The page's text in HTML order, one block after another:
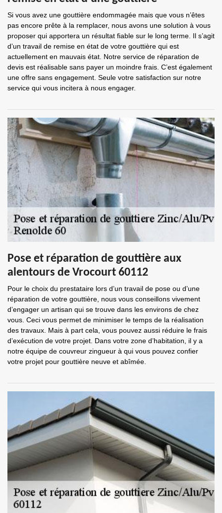
Si vous avez une gouttière endommagée mais que vous n’êtes
pas encore prête à la remplacer, nous avons une solution à vous
proposer qui apportera un résultat fiable sur le long terme. Il s’agit
d’un travail de remise en état de votre gouttière qui est
actuellement en mauvais état. Notre service de réparation de
devis est réalisable sans payer un moindre frais. C’est également
une offre sans engagement. Seule votre satisfaction sur notre
service qui vous incitera à nous engager.
Pose et réparation de gouttière aux
alentours de Vrocourt 60112
Pour le choix du prestataire lors d’un travail de pose ou d’une
réparation de votre gouttière, nous vous conseillons vivement
d’engager un artisan qui se trouve dans les environs de chez
vous. Ceci vous permet de minimiser le temps de la réalisation
des travaux. Mais à part cela, vous pouvez aussi réduire le frais
d’exécution de votre projet. Dans votre zone d’habitation, il y a
notre équipe de couvreur zingueur à qui vous pouvez confier
votre projet pour gouttière neuve et abîmée.